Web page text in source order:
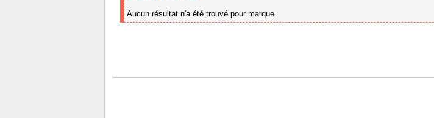
Aucun résultat n'a été trouvé pour marque